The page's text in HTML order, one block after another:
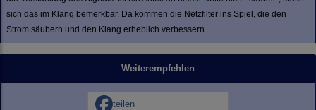
sich das im Klang bemerkbar. Da kommen die Netzfilter ins Spiel, die den
Strom säubern und den Klang erheblich verbessern.
Weiterempfehlen
teilen